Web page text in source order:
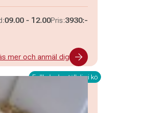
Pågår mellan
09.00 - och
12.00Pris:3930:-
mer och anmäl dig
Fullbokad - ställ dig i kö